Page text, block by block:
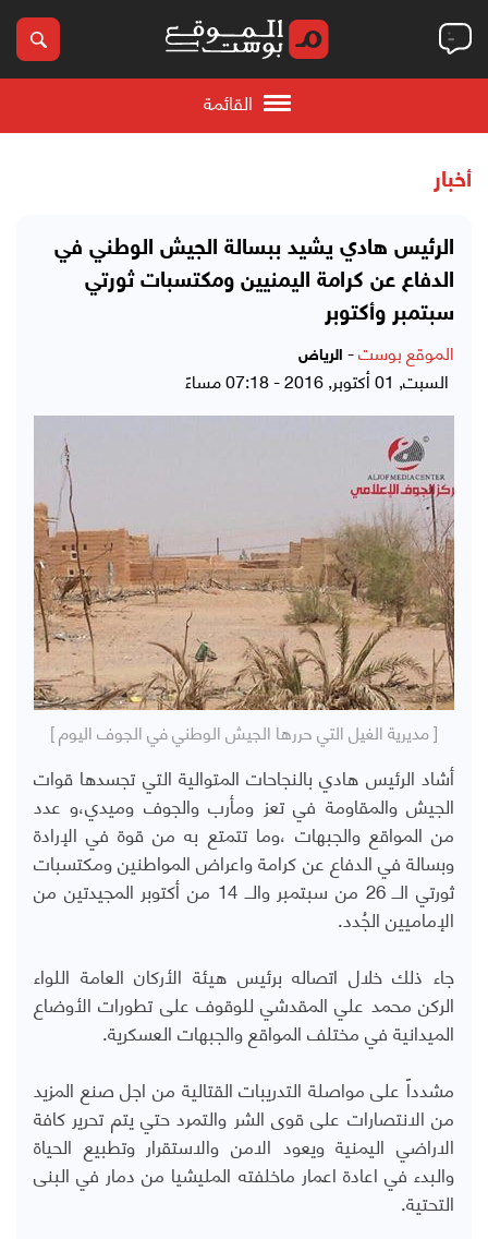
القائمة
أخبار
الرئيس هادي يشيد ببسالة الجيش الوطني في
الدفاع عن كرامة اليمنيين ومكتسبات ثورتي
سبتمبر وأكتوبر
الموقع بوست- الرياض
السبت, 01 أكتوبر, 2016 - 07:18 مساءً
[ مديرية الغيل التي حررها الجيش الوطني في الجوف اليوم ]
أشاد الرئيس هادي بالنجاحات المتوالية التي تجسدها قوات
الجيش والمقاومة في تعز ومأرب والجوف وميدي،و عدد
من المواقع والجبهات ،وما تتمتع به من قوة في الإرادة
وبسالة في الدفاع عن كرامة واعراض المواطنين ومكتسبات
ثورتي الــ 26 من سبتمبر والــ 14 من أكتوبر المجيدتين من
الإماميين الجُدد.
جاء ذلك خلال اتصاله برئيس هيئة الأركان العامة اللواء
الركن محمد علي المقدشي للوقوف على تطورات الأوضاع
الميدانية في مختلف المواقع والجبهات العسكرية.
مشدداً على مواصلة التدريبات القتالية من اجل صنع المزيد
من الانتصارات على قوى الشر والتمرد حتي يتم تحرير كافة
الاراضي اليمنية ويعود الامن والاستقرار وتطبيع الحياة
والبدء في اعادة اعمار ماخلفته المليشيا من دمار في البنى
التحتية.